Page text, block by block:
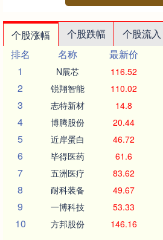
个股涨幅 个股跌幅 个股流入
排名
名称 最新价
1
N展芯 116.52
2 锐翔智能 110.02
3 志特新材 14.8
4 博腾股份 20.44
5 近岸蛋白 46.72
6 毕得医药 61.6
7 五洲医疗 83.62
8 耐科装备 49.67
9 一博科技 53.33
10 方邦股份 146.16